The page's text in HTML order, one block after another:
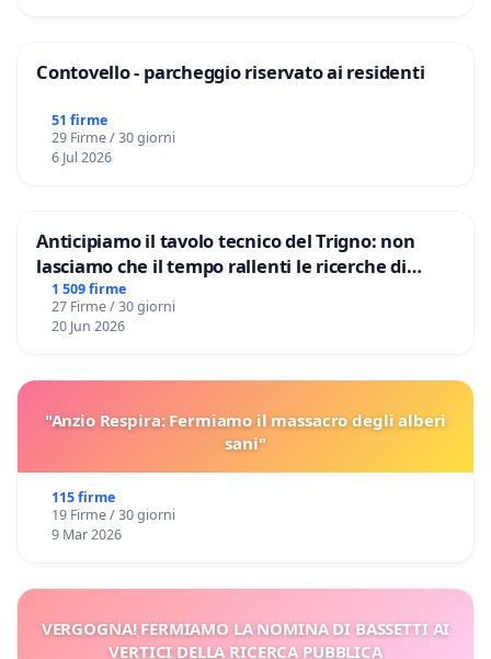
Contovello - parcheggio riservato ai residenti
51 firme
29 Firme / 30 giorni
6 Jul 2026
Anticipiamo il tavolo tecnico del Trigno: non
lasciamo che il tempo rallenti le ricerche di
Domenico Racanati
1 509 firme
27 Firme / 30 giorni
20 Jun 2026
"Anzio Respira: Fermiamo il massacro degli alberi
sani"
115 firme
19 Firme / 30 giorni
9 Mar 2026
VERGOGNA! FERMIAMO LA NOMINA DI BASSETTI AI
VERTICI DELLA RICERCA PUBBLICA